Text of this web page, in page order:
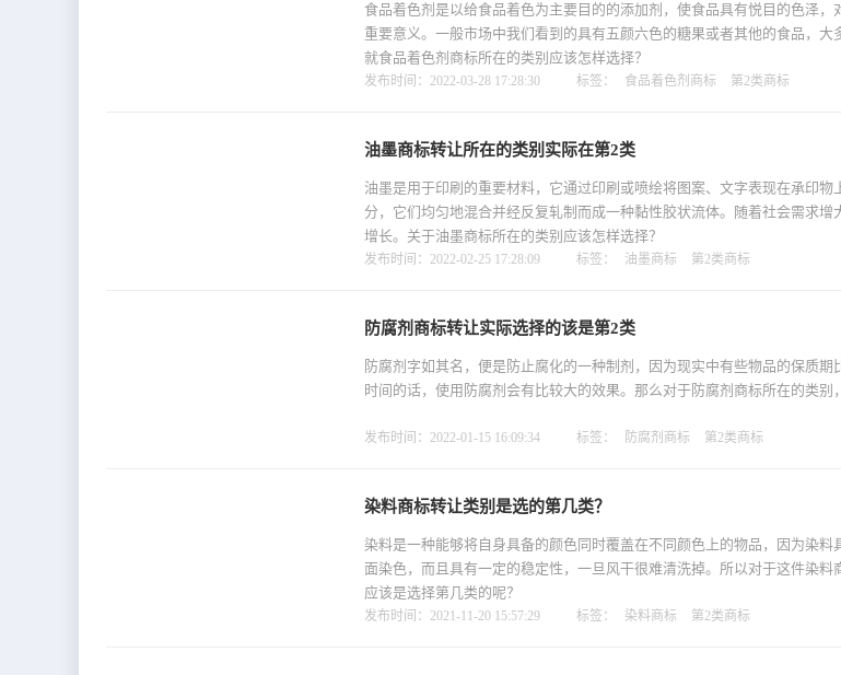
食品着色剂是以给食品着色为主要目的的添加剂，使食品具有悦目的色泽，
重要意义。一般市场中我们看到的具有五颜六色的糖果或者其他的食品，大
就食品着色剂商标所在的类别应该怎样选择？
发布时间：2022-03-28 17:28:30 标签： 食品着色剂商标 第2类商标
油墨商标转让所在的类别实际在第2类
油墨是用于印刷的重要材料，它通过印刷或喷绘将图案、文字表现在承印
分，它们均匀地混合并经反复轧制而成一种黏性胶状流体。随着社会需求增
增长。关于油墨商标所在的类别应该怎样选择？
发布时间：2022-02-25 17:28:09 标签： 油墨商标 第2类商标
防腐剂商标转让实际选择的该是第2类
防腐剂字如其名，便是防止腐化的一种制剂，因为现实中有些物品的保质期
时间的话，使用防腐剂会有比较大的效果。那么对于防腐剂商标所在的类别
发布时间：2022-01-15 16:09:34 标签： 防腐剂商标 第2类商标
染料商标转让类别是选的第几类？
染料是一种能够将自身具备的颜色同时覆盖在不同颜色上的物品，因为染料
面染色，而且具有一定的稳定性，一旦风干很难清洗掉。所以对于这件染料
应该是选择第几类的呢？
发布时间：2021-11-20 15:57:29 标签： 染料商标 第2类商标